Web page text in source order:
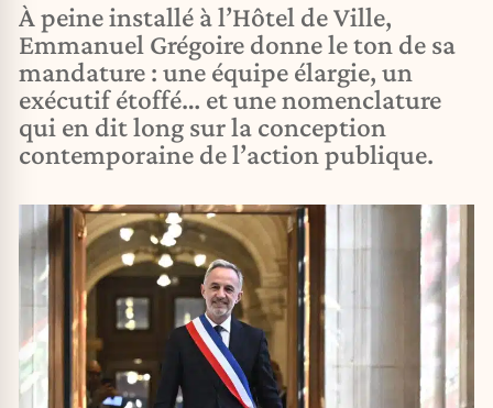
À peine installé à l’Hôtel de Ville,
Emmanuel Grégoire donne le ton de sa
mandature : une équipe élargie, un
exécutif étoffé… et une nomenclature
qui en dit long sur la conception
contemporaine de l’action publique.